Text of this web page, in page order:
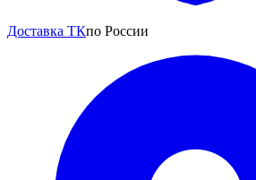
Доставка ТКпо России